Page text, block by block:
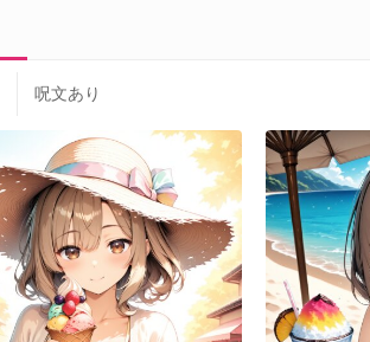
呪文あり